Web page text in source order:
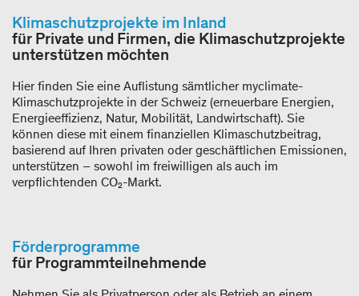
Klimaschutzprojekte im Inland
für Private und Firmen, die Klimaschutzprojekte
unterstützen möchten
Hier finden Sie eine Auflistung sämtlicher myclimate-
Klimaschutzprojekte in der Schweiz (erneuerbare Energien,
Energieeffizienz, Natur, Mobilität, Landwirtschaft). Sie
können diese mit einem finanziellen Klimaschutzbeitrag,
basierend auf Ihren privaten oder geschäftlichen Emissionen,
unterstützen – sowohl im freiwilligen als auch im
verpflichtenden CO₂-Markt.
Förderprogramme
für Programmteilnehmende